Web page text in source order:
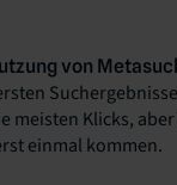
von
meisten Klicks,
einmal kommen.